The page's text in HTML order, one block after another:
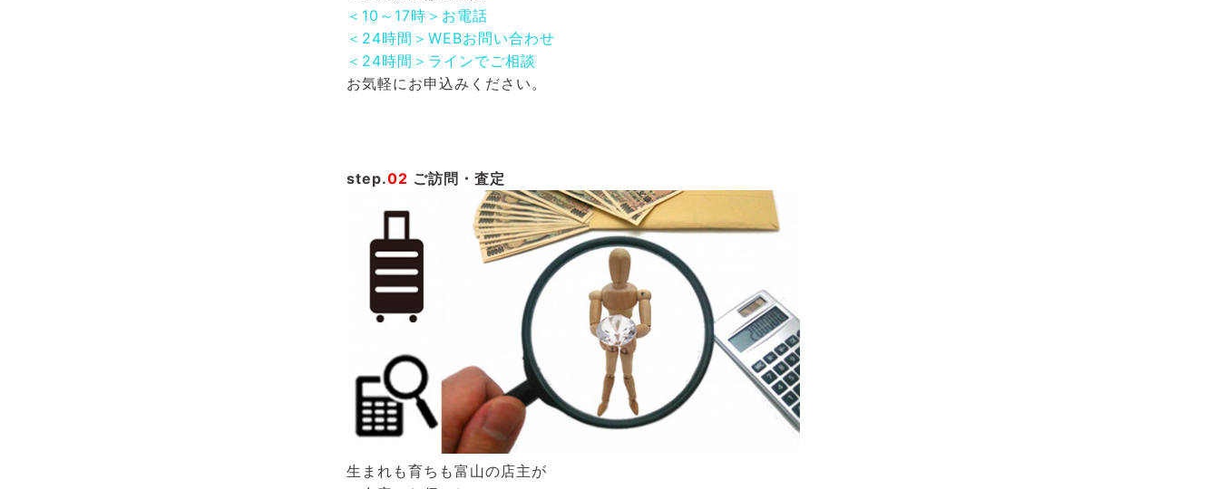
＜10～17時＞お電話
＜24時間＞WEBお問い合わせ
＜24時間＞ラインでご相談
お気軽にお申込みください。
step.02 ご訪問・査定
生まれも育ちも富山の店主が